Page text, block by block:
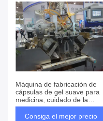
Máquina de fabricación de
cápsulas de gel suave para
medicina, cuidado de la
salud productos masticables
cosméticos
Consiga el mejor precio